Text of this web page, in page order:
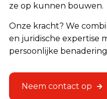
ze op kunnen bouwen.
Onze kracht? We
en juridische expertise
persoonlijke
Neem contact op